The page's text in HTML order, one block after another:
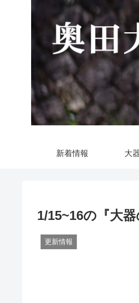
新着情報 大
1/15~16の『大
更新情報